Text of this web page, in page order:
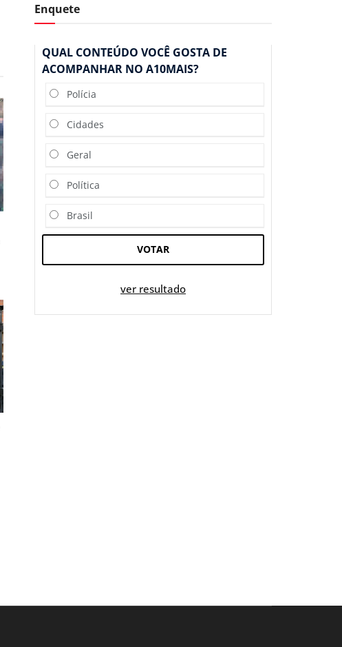
Enquete
QUAL CONTEÚDO VOCÊ GOSTA DE
ACOMPANHAR NO A10MAIS?
Polícia
Cidades
Geral
Política
Brasil
VOTAR
ver resultado